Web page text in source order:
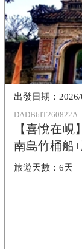
DADB6IT260822A
【喜悅在
南島竹桶船
6天